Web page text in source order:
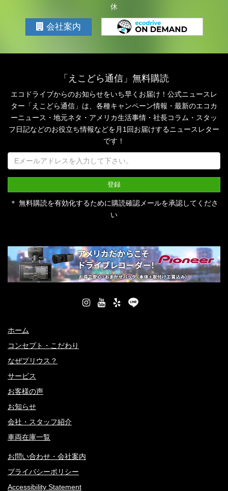
休
会社案内
「えこどら通信」無料購読
エコドライブからのお知らせをいち早くお届け！公式ニュースレ
ター「えこどら通信」は、 各種キャンペーン情報・最新のエコカ
ーニュース・地元ネタ・アメリカ生活事情・社長コラム・ スタッ
フ日記などのお役立ち情報などを月1回お届けするニュースレター
です！
＊ 無料購読を有効化するために購読確認メールを承認してくださ
い
ホーム
コンセプト・こだわり
なぜプリウス？
サービス
お客様の声
お知らせ
会社・スタッフ紹介
車両在庫一覧
お問い合わせ・会社案内
プライバシーポリシー
Accessibility Statement